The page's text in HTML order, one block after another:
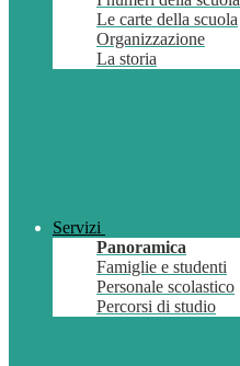
Le carte della scuola
Organizzazione
La storia
Servizi
Panoramica
Famiglie e studenti
Personale scolastico
Percorsi di studio